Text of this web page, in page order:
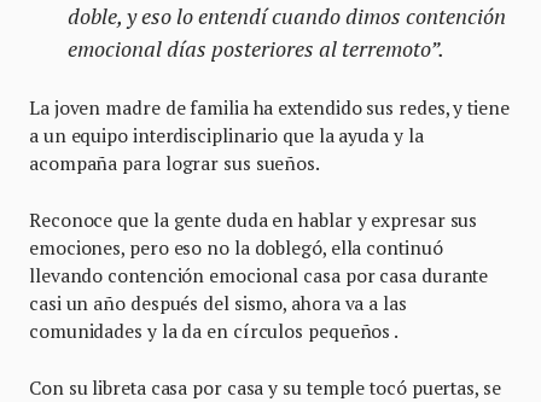
doble, y eso lo entendí cuando dimos contención
emocional días posteriores al terremoto”.
La joven madre de familia ha extendido sus redes, y tiene
a un equipo interdisciplinario que la ayuda y la
acompaña para lograr sus sueños.
Reconoce que la gente duda en hablar y expresar sus
emociones, pero eso no la doblegó, ella continuó
llevando contención emocional casa por casa durante
casi un año después del sismo, ahora va a las
comunidades y la da en círculos pequeños .
Con su libreta casa por casa y su temple tocó puertas, se